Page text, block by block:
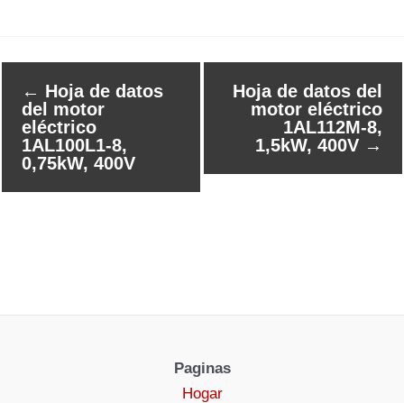
← Hoja de datos
del motor
eléctrico
1AL100L1-8,
0,75kW, 400V
Hoja de datos del
motor eléctrico
1AL112M-8,
1,5kW, 400V →
Paginas
Hogar